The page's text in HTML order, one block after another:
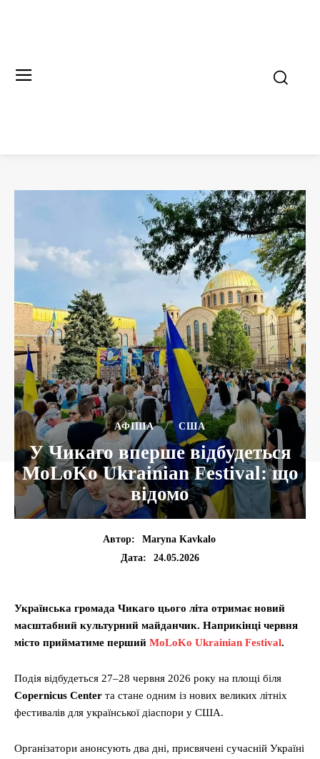
АФІША США
У Чикаго вперше відбудеться
MoLoKo Ukrainian Festival: що
відомо
Автор:
Maryna Kavkalo
Дата:
24.05.2026
Українська громада Чикаго цього літа отримає новий
масштабний культурний майданчик. Наприкінці червня
місто прийматиме перший MoLoKo Ukrainian Festival.
Подія відбудеться 27–28 червня 2026 року на площі біля
Copernicus Center та стане одним із нових великих літніх
фестивалів для української діаспори у США.
Організатори анонсують два дні, присвячені сучасній Україні